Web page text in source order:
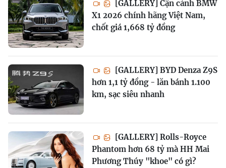
[GALLERY] Cận cảnh BMW
X1 2026 chính hãng Việt Nam,
chốt giá 1,668 tỷ đồng
[GALLERY] BYD Denza Z9S
hơn 1,1 tỷ đồng - lăn bánh 1.100
km, sạc siêu nhanh
[GALLERY] Rolls-Royce
Phantom hơn 68 tỷ mà HH Mai
Phương Thúy "khoe" có gì?